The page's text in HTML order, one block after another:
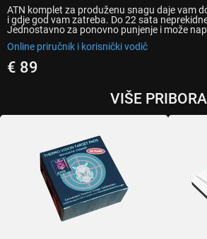
ATN komplet za produženu snagu daje vam
i gdje god vam zatreba. Do 22 sata
Jednostavno za ponovno punjenje i može
Online priručnik i korisnički vodič
€ 89
VIŠE PRIBORA